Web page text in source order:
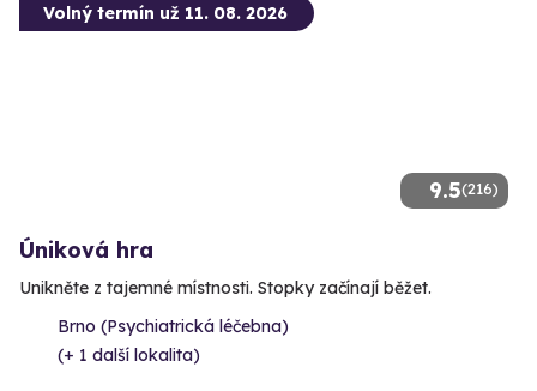
9.5(216)
Volný termín už 11. 08. 2026
Úniková hra
Unikněte z tajemné místnosti. Stopky začínají běžet.
Brno (Psychiatrická léčebna)
(+ 1 další lokalita)